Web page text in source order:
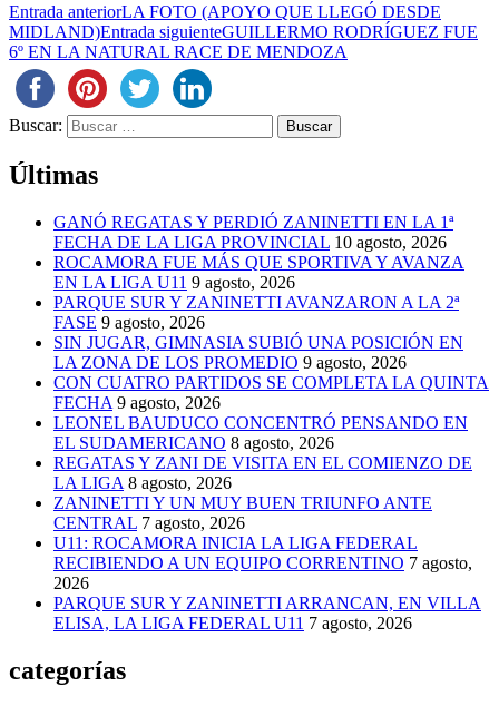
Entrada anteriorLA FOTO (APOYO QUE LLEGÓ DESDE
MIDLAND)Entrada siguienteGUILLERMO RODRÍGUEZ FUE
6º EN LA NATURAL RACE DE MENDOZA
Buscar:
Últimas
GANÓ REGATAS Y PERDIÓ ZANINETTI EN LA 1ª
FECHA DE LA LIGA PROVINCIAL 10 agosto, 2026
ROCAMORA FUE MÁS QUE SPORTIVA Y AVANZA
EN LA LIGA U11 9 agosto, 2026
PARQUE SUR Y ZANINETTI AVANZARON A LA 2ª
FASE 9 agosto, 2026
SIN JUGAR, GIMNASIA SUBIÓ UNA POSICIÓN EN
LA ZONA DE LOS PROMEDIO 9 agosto, 2026
CON CUATRO PARTIDOS SE COMPLETA LA QUINTA
FECHA 9 agosto, 2026
LEONEL BAUDUCO CONCENTRÓ PENSANDO EN
EL SUDAMERICANO 8 agosto, 2026
REGATAS Y ZANI DE VISITA EN EL COMIENZO DE
LA LIGA 8 agosto, 2026
ZANINETTI Y UN MUY BUEN TRIUNFO ANTE
CENTRAL 7 agosto, 2026
U11: ROCAMORA INICIA LA LIGA FEDERAL
RECIBIENDO A UN EQUIPO CORRENTINO 7 agosto,
2026
PARQUE SUR Y ZANINETTI ARRANCAN, EN VILLA
ELISA, LA LIGA FEDERAL U11 7 agosto, 2026
categorías